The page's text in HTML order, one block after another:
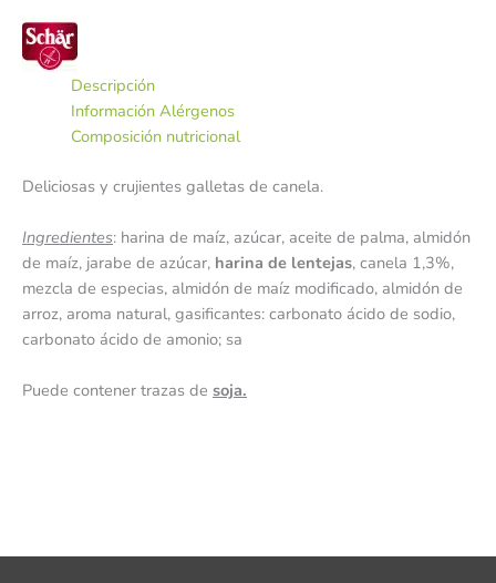
Descripción
Información Alérgenos
Composición nutricional
Deliciosas y crujientes galletas de canela.
Ingredientes: harina de maíz, azúcar, aceite de palma, almidón
de maíz, jarabe de azúcar, harina de lentejas, canela 1,3%,
mezcla de especias, almidón de maíz modificado, almidón de
arroz, aroma natural, gasificantes: carbonato ácido de sodio,
carbonato ácido de amonio; sa
Puede contener trazas de soja.